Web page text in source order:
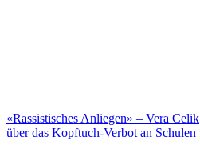
«Rassistisches Anliegen» – Vera Celik
über das Kopftuch-Verbot an Schulen